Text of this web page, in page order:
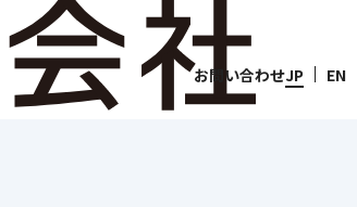
お問い合わせJP EN